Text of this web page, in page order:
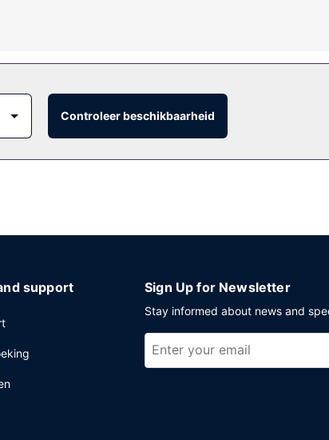
Controleer beschikbaarheid
support Sign Up for Newsletter
Stay informed about news and